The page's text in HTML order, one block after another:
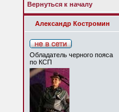
Вернуться к началу
Александр Костромин
Обладатель черного пояса
по КСП